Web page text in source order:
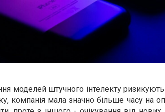
моделей штучного інтелекту
компанія мала значно більше часу на